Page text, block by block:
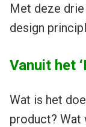
Met deze
design
Vanuit het
Wat is het
product? Wat